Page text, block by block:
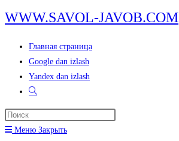
Перейти
к
содержимому
WWW.SAVOL-JAVOB.COM
Главная страница
Google dan izlash
Yandex dan izlash
Переключить
по
веб-
Меню Закрыть